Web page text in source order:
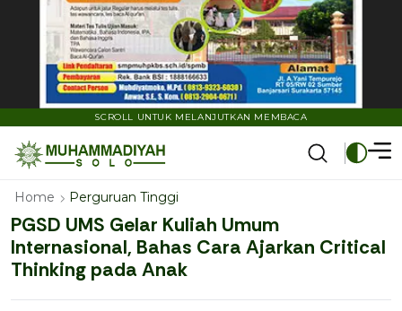
SCROLL UNTUK MELANJUTKAN MEMBACA
Home Perguruan Tinggi
PGSD UMS Gelar Kuliah Umum
Internasional, Bahas Cara Ajarkan Critical
Thinking pada Anak